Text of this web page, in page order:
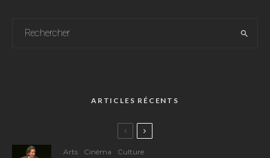
ARTICLES RÉCENTS
Arts Cinéma Culture